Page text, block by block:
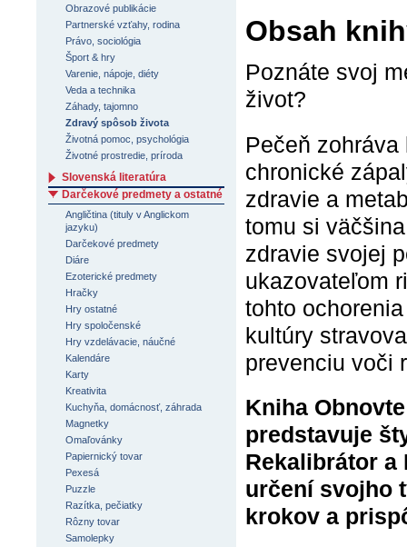
Obsah
Poznáte svoj
život?
Pečeň
chronické
zdravie a
tomu si
zdravie svojej
ukazovateľom
tohto
kultúry
prevenciu voči
Kniha
predstavuje
Rekalibrátor a
určení svojho
krokov a
Obrazové publikácie
Partnerské vzťahy, rodina
Právo, sociológia
Šport & hry
Varenie, nápoje, diéty
Veda a technika
Záhady, tajomno
Zdravý spôsob života
Životná pomoc, psychológia
Životné prostredie, príroda
Slovenská literatúra
Darčekové predmety a ostatné
Angličtina (tituly v Anglickom
jazyku)
Darčekové predmety
Diáre
Ezoterické predmety
Hračky
Hry ostatné
Hry spoločenské
Hry vzdelávacie, náučné
Kalendáre
Karty
Kreativita
Kuchyňa, domácnosť, záhrada
Magnetky
Omaľovánky
Papiernický tovar
Pexesá
Puzzle
Razítka, pečiatky
Rôzny tovar
Samolepky